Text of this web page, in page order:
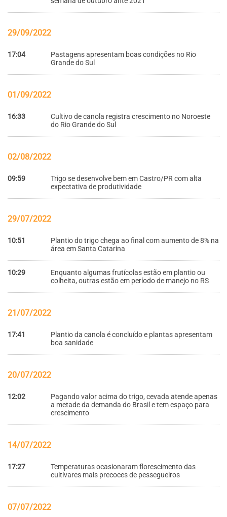
29/09/2022
17:04
Pastagens apresentam boas condições no Rio
Grande do Sul
01/09/2022
16:33
Cultivo de canola registra crescimento no Noroeste
do Rio Grande do Sul
02/08/2022
09:59
Trigo se desenvolve bem em Castro/PR com alta
expectativa de produtividade
29/07/2022
10:51
Plantio do trigo chega ao final com aumento de 8% na
área em Santa Catarina
10:29
Enquanto algumas frutícolas estão em plantio ou
colheita, outras estão em período de manejo no RS
21/07/2022
17:41
Plantio da canola é concluído e plantas apresentam
boa sanidade
20/07/2022
12:02
Pagando valor acima do trigo, cevada atende apenas
a metade da demanda do Brasil e tem espaço para
crescimento
14/07/2022
17:27
Temperaturas ocasionaram florescimento das
cultivares mais precoces de pessegueiros
07/07/2022